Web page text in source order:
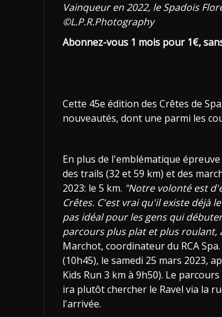
Vainqueur en 2022, le Spadois
©L.P.R.Photography
Abonnez-vous 1 mois pour 1€,
Cette 45e édition des Crêtes de
nouveautés, dont une parmi les
En plus de l'emblématique
des trails (32 et 59 km) et des
2023: le 5 km. "Notre volonté est
Crêtes. C'est vrai qu'il existe déjà
pas idéal pour les gens qui
parcours plus plat et plus
Marchot, coordinateur du RCA
(10h45), le samedi 25 mars 2023,
Kids Run 3 km à 9h50). Le
ira plutôt chercher le Ravel via la
l'arrivée.